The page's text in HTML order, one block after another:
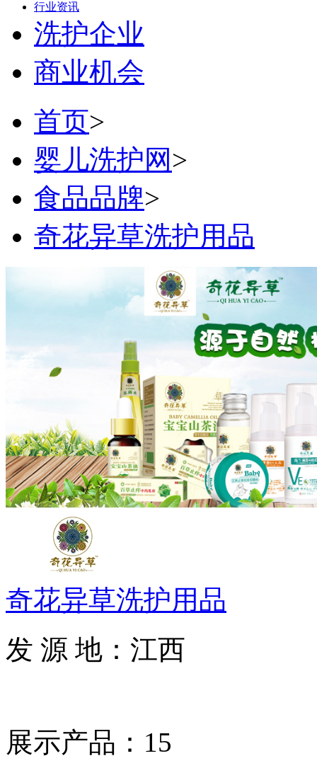
行业资讯
洗护企业
商业机会
首页>
婴儿洗护网 >
食品品牌>
奇花异草洗护用品
奇花异草洗护用品
发 源 地：江西
展示产品：15